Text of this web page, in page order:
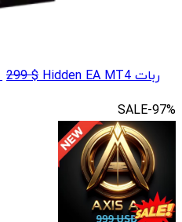
ربات Hidden EA MT4 $
299
SALE-97%